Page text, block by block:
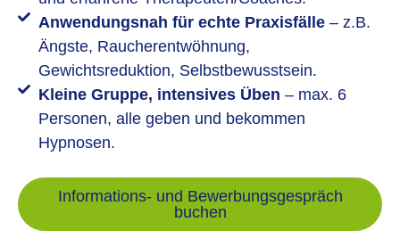
Anwendungsnah für echte Praxisfälle – z.B.
Ängste, Raucherentwöhnung,
Gewichtsreduktion, Selbstbewusstsein.
Kleine Gruppe, intensives Üben – max. 6
Personen, alle geben und bekommen
Hypnosen.
Informations- und Bewerbungsgespräch
buchen